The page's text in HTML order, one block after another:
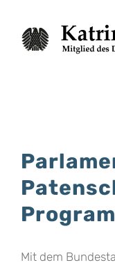
Inhalt
Mit dem